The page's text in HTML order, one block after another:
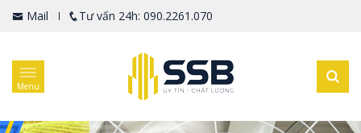
Mail Tư vấn 24h: 090.2261.070
Menu